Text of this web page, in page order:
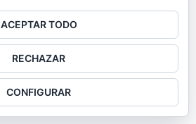
ACEPTAR TODO
RECHAZAR
CONFIGURAR